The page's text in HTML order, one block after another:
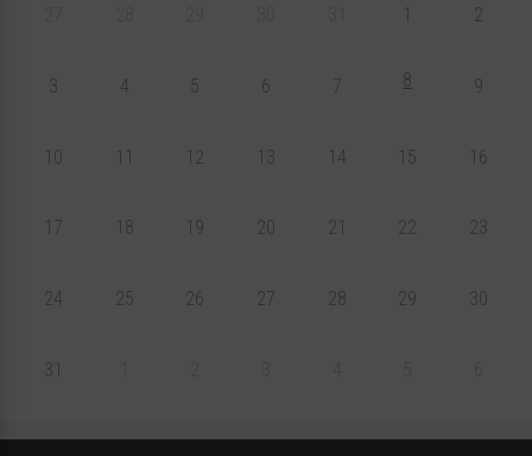
1 2
3 4 5 6 7 8 9
10 11 12 13 14 15 16
17 18 19 20 21 22 23
24 25 26 27 28 29 30
31